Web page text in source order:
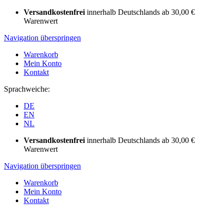
Versandkostenfrei innerhalb Deutschlands ab 30,00 €
Warenwert
Navigation überspringen
Warenkorb
Mein Konto
Kontakt
Sprachweiche:
DE
EN
NL
Versandkostenfrei innerhalb Deutschlands ab 30,00 €
Warenwert
Navigation überspringen
Warenkorb
Mein Konto
Kontakt